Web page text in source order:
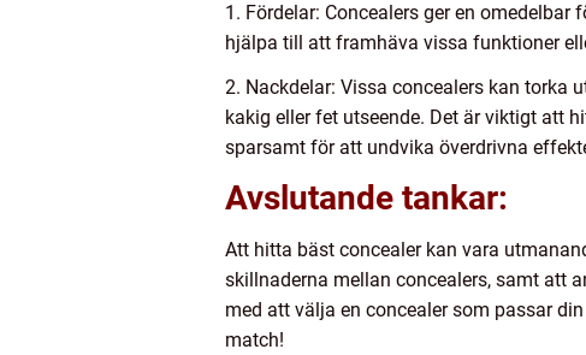
1. Fördelar: Concealers ger en
hjälpa till att framhäva vissa funktioner
2. Nackdelar: Vissa concealers kan torka
kakig eller fet utseende. Det är viktigt att
sparsamt för att undvika överdrivna
Avslutande tankar:
Att hitta bäst concealer kan vara
skillnaderna mellan concealers, samt att
med att välja en concealer som passar
match!